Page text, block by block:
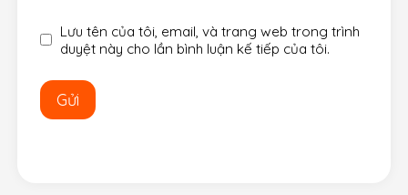
Lưu tên của tôi, email, và trang web trong trình
duyệt này cho lần bình luận kế tiếp của tôi.